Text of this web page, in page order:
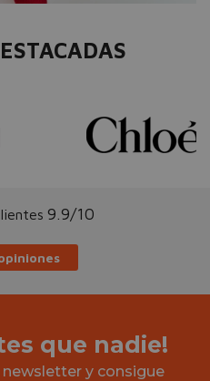
9.9/10
que nadie!
y consigue